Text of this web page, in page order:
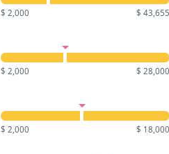
$ 2,000 $ 43,655
$ 2,000 $ 28,000
$ 2,000 $ 18,000